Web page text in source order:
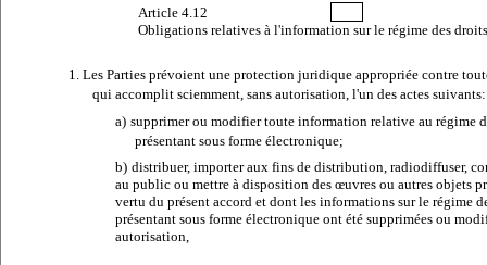
Article 4.12
Obligations relatives à l'information sur le régime des droits
1. Les Parties prévoient une protection juridique appropriée contre
qui accomplit sciemment, sans autorisation, l'un des actes suivants:
a) supprimer ou modifier toute information relative au régime
présentant sous forme électronique;
b) distribuer, importer aux fins de distribution, radiodiffuser,
au public ou mettre à disposition des œuvres ou autres objets
vertu du présent accord et dont les informations sur le régime
présentant sous forme électronique ont été supprimées ou
autorisation,